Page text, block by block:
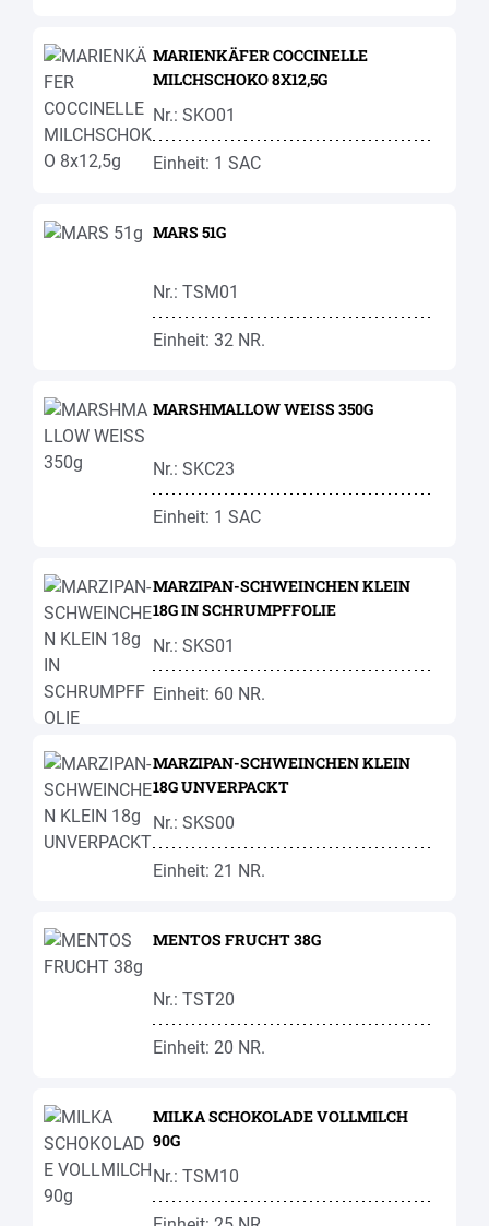
MARIENKÄFER COCCINELLE
MILCHSCHOKO 8X12,5G
Nr.: SKO01
Einheit: 1 SAC
MARS 51G
Nr.: TSM01
Einheit: 32 NR.
MARSHMALLOW WEISS 350G
Nr.: SKC23
Einheit: 1 SAC
MARZIPAN-SCHWEINCHEN KLEIN
18G IN SCHRUMPFFOLIE
Nr.: SKS01
Einheit: 60 NR.
MARZIPAN-SCHWEINCHEN KLEIN
18G UNVERPACKT
Nr.: SKS00
Einheit: 21 NR.
MENTOS FRUCHT 38G
Nr.: TST20
Einheit: 20 NR.
MILKA SCHOKOLADE VOLLMILCH
90G
Nr.: TSM10